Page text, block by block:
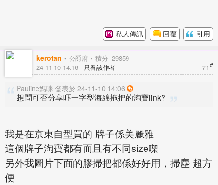
私人傳訊 回覆 引用
kerotan 公爵府 積分: 29859
71#
24-11-10 14:16 只看該作者
Pauline媽咪 發表於 24-11-10 14:06
想問可否分享吓一字型海綿拖把的淘寶link?
我是在京東自型買的 牌子係美麗雅
這個牌子淘寶都有而且有不同size㗎
另外我圖片下面的膠掃把都係好好用，掃塵 超方
便